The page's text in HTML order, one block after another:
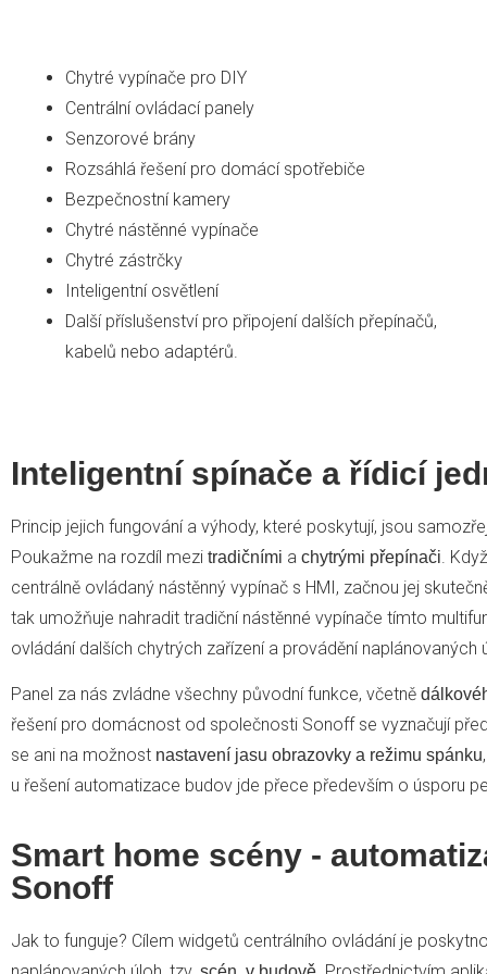
Chytré vypínače pro DIY
Centrální ovládací panely
Senzorové brány
Rozsáhlá řešení pro domácí spotřebiče
Bezpečnostní kamery
Chytré nástěnné vypínače
Chytré zástrčky
Inteligentní osvětlení
Další příslušenství pro připojení dalších přepínačů,
kabelů nebo adaptérů.
Inteligentní spínače a řídicí
Princip jejich fungování a výhody, které poskytují, jsou
Poukažme na rozdíl mezi tradičními a chytrými přepínači.
centrálně ovládaný nástěnný vypínač s HMI, začnou jej
tak umožňuje nahradit tradiční nástěnné vypínače tímto
ovládání dalších chytrých zařízení a provádění
Panel za nás zvládne všechny původní funkce, včetně
řešení pro domácnost od společnosti Sonoff se vyznačují
se ani na možnost nastavení jasu obrazovky a režimu spánku
u řešení automatizace budov jde přece především o úsporu
Smart home scény -
Sonoff
Jak to funguje? Cílem widgetů centrálního ovládání je